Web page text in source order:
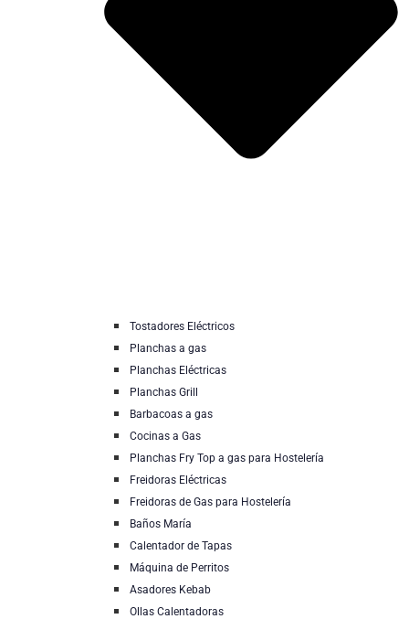
Tostadores Eléctricos
Planchas a gas
Planchas Eléctricas
Planchas Grill
Barbacoas a gas
Cocinas a Gas
Planchas Fry Top a gas para Hostelería
Freidoras Eléctricas
Freidoras de Gas para Hostelería
Baños María
Calentador de Tapas
Máquina de Perritos
Asadores Kebab
Ollas Calentadoras